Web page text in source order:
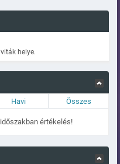
helye.
Havi Összes
értékelés!